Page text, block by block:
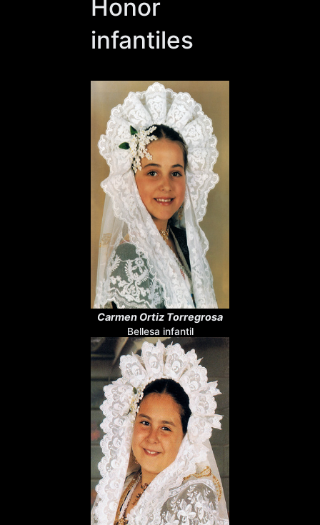
Honor
infantiles
Carmen Ortiz Torregrosa
Bellesa infantil